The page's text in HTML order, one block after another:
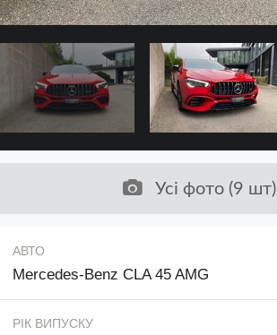
Усі фото (9 шт)
АВТО
Mercedes-Benz CLA 45 AMG
РІК ВИПУСКУ